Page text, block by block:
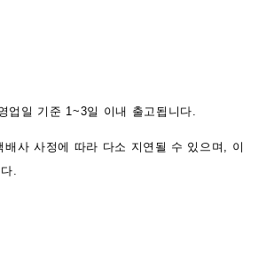
업일 기준 1~3일 이내 출고됩니다.
배사 사정에 따라 다소 지연될 수 있으며, 이
.